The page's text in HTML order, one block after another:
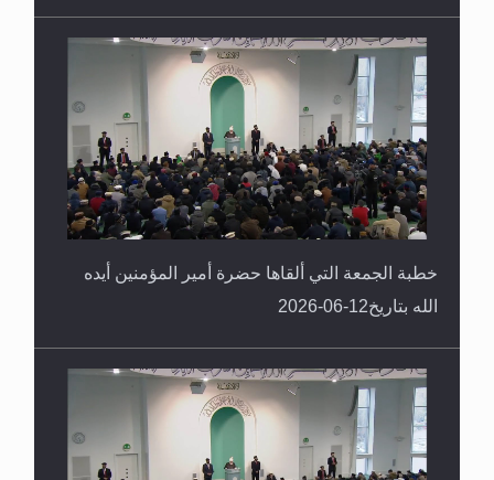
خطبة الجمعة التي ألقاها حضرة أمير المؤمنين أيده